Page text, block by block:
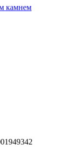
камнем